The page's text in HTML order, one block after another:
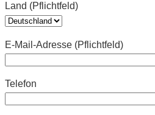
Land (Pflichtfeld)
E-Mail-Adresse (Pflichtfeld)
Telefon